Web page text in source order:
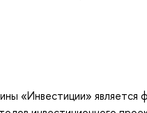
«Инвестиции»